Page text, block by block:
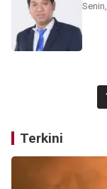
Terkini